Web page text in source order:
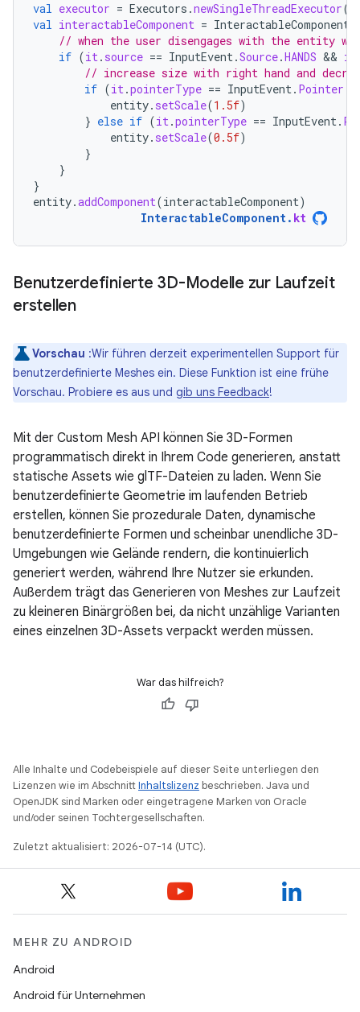
val executor = Executors .newSingleThreadExecutor()
val interactableComponent = InteractableComponent
// when the user disengages with the entity
if (it. source == InputEvent.Source.HANDS && it
// increase size with right hand and
if (it.pointerType == InputEvent. Pointer
entity. setScale(1.5f)
} else if (it.pointerType == InputEvent.
entity. setScale(0.5f)
}
}
}
entity.addComponent(interactableComponent)
InteractableComponent. kt
Benutzerdefinierte 3D-Modelle zur Laufzeit
erstellen
Vorschau :Wir führen derzeit experimentellen Support für
benutzerdefinierte Meshes ein. Diese Funktion ist eine frühe
Vorschau. Probiere es aus und gib uns Feedback!
Mit der Custom Mesh API können Sie 3D-Formen
programmatisch direkt in Ihrem Code generieren, anstatt
statische Assets wie glTF-Dateien zu laden. Wenn Sie
benutzerdefinierte Geometrie im laufenden Betrieb
erstellen, können Sie prozedurale Daten, dynamische
benutzerdefinierte Formen und scheinbar unendliche 3D-
Umgebungen wie Gelände rendern, die kontinuierlich
generiert werden, während Ihre Nutzer sie erkunden.
Außerdem trägt das Generieren von Meshes zur Laufzeit
zu kleineren Binärgrößen bei, da nicht unzählige Varianten
eines einzelnen 3D-Assets verpackt werden müssen.
War das hilfreich?
Alle Inhalte und Codebeispiele auf dieser Seite unterliegen den
Lizenzen wie im AbschnittInhaltslizenz beschrieben. Java und
OpenJDK sind Marken oder eingetragene Marken von Oracle
und/oder seinen Tochtergesellschaften.
Zuletzt aktualisiert: 2026-07-14 (UTC).
MEHR ZU ANDROID
Android
Android für Unternehmen